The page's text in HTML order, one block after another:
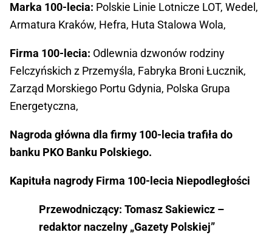
Marka 100-lecia: Polskie Linie Lotnicze LOT, Wedel,
Armatura Kraków, Hefra, Huta Stalowa Wola,
Firma 100-lecia: Odlewnia dzwonów rodziny
Felczyńskich z Przemyśla, Fabryka Broni Łucznik,
Zarząd Morskiego Portu Gdynia, Polska Grupa
Energetyczna,
Nagroda główna dla firmy 100-lecia trafiła do
banku PKO Banku Polskiego.
Kapituła nagrody Firma 100-lecia Niepodległości
Przewodniczący: Tomasz Sakiewicz –
redaktor naczelny „Gazety Polskiej”